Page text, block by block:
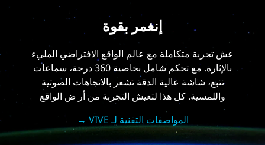
إنغمر بقوة
عش تجربة متكاملة مع عالم الواقع الافتراضي المليء
بالإثارة. مع تحكم شامل بخاصية 360 درجة، سماعات
تتبع، شاشة عالية الدقة تشعر بالاتجاهات الصوتية
واللمسية. كل هذا لتعيش التجربة من أر ض الواقع
المواصفات التقنية لـ VIVE
→